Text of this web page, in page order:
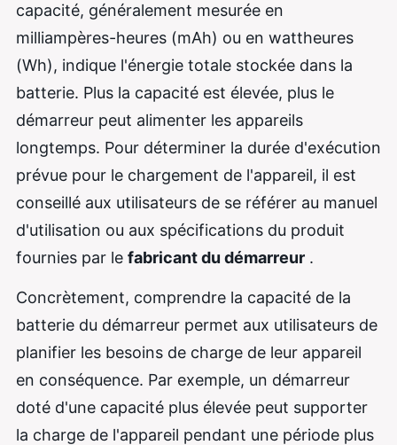
capacité, généralement mesurée en
milliampères-heures (mAh) ou en wattheures
(Wh), indique l'énergie totale stockée dans la
batterie. Plus la capacité est élevée, plus le
démarreur peut alimenter les appareils
longtemps. Pour déterminer la durée d'exécution
prévue pour le chargement de l'appareil, il est
conseillé aux utilisateurs de se référer au manuel
d'utilisation ou aux spécifications du produit
fournies par le fabricant du démarreur .
Concrètement, comprendre la capacité de la
batterie du démarreur permet aux utilisateurs de
planifier les besoins de charge de leur appareil
en conséquence. Par exemple, un démarreur
doté d'une capacité plus élevée peut supporter
la charge de l'appareil pendant une période plus